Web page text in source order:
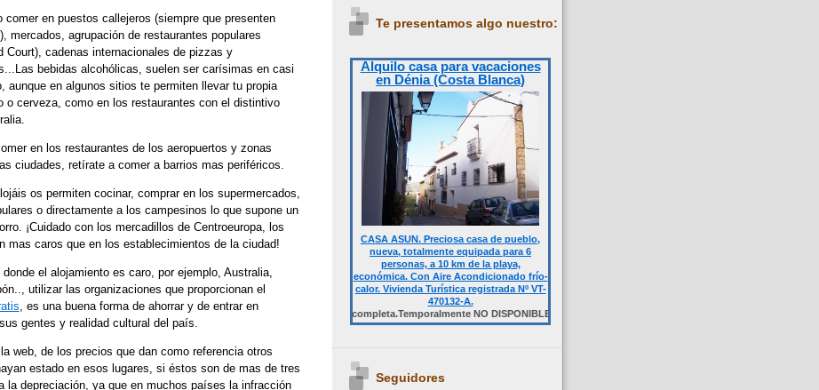
comer en puestos callejeros (siempre que presenten
mercados, agrupación de restaurantes populares
Court), cadenas internacionales de pizzas y
bebidas alcohólicas, suelen ser carísimas en casi
aunque en algunos sitios te permiten llevar tu propia
o cerveza, como en los restaurantes con el distintivo
en los restaurantes de los aeropuertos y zonas
ciudades, retírate a comer a barrios mas periféricos.
os permiten cocinar, comprar en los supermercados,
o directamente a los campesinos lo que supone un
¡Cuidado con los mercadillos de Centroeuropa, los
mas caros que en los establecimientos de la ciudad!
el alojamiento es caro, por ejemplo, Australia,
utilizar las organizaciones que proporcionan el
, es una buena forma de ahorrar y de entrar en
gentes y realidad cultural del país.
la web, de los precios que dan como referencia otros
estado en esos lugares, si éstos son de mas de tres
la depreciación, ya que en muchos países la infracción
Te presentamos algo nuestro:
Alquilo casa para vacaciones
en Dénia (Costa Blanca)
CASA ASUN. Preciosa casa de pueblo,
nueva, totalmente equipada para 6
personas, a 10 km de la playa,
económica. Con Aire Acondicionado frío-
calor. Vivienda Turística registrada Nº VT-
470132-A.
Desde 700 € quincena casa completa.Temporalmente NO DISPONIBLE. Haga click sobre la foto.
Seguidores